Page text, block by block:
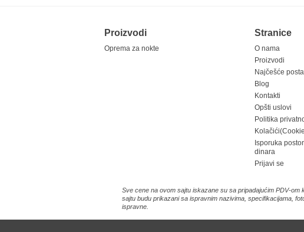
Proizvodi
Oprema za nokte
Stranice
O nama
Proizvodi
Najčešće
Blog
Kontakti
Opšti uslovi
Politika
Isporuka
dinara
Prijavi se
Sve cene na ovom sajtu iskazane su sa pripadajućim PDV-
sajtu budu prikazani sa ispravnim nazivima, specifikacijama,
ispravne.